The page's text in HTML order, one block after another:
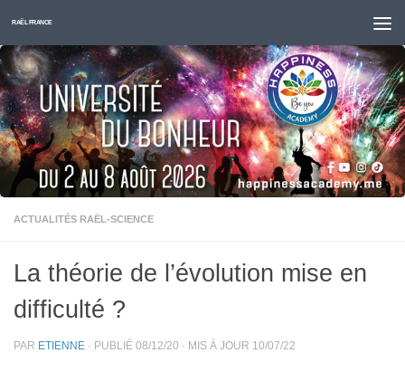
Skip to content
RAËL FRANCE
ACTUALITÉS RAËL-SCIENCE
La théorie de l’évolution mise en
difficulté ?
PAR ETIENNE · PUBLIÉ 08/12/20 · MIS À JOUR 10/07/22